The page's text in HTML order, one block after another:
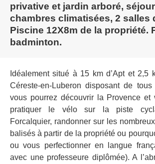
privative et jardin arboré,
chambres climatisées, 2 salles
Piscine 12X8m de la propriété.
badminton.
Idéalement situé à 15 km d’Apt et 2,5
Céreste-en-Luberon disposant de tous
vous pourrez découvrir la Provence et
pratiquer le vélo sur la piste
Forcalquier, randonner sur les
balisés à partir de la propriété ou
ou vous perfectionner en langue
avec une professeure diplômée). A